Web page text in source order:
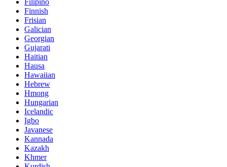
Finnish
Frisian
Galician
Georgian
Gujarati
Haitian
Hausa
Hawaiian
Hebrew
Hmong
Hungarian
Icelandic
Igbo
Javanese
Kannada
Kazakh
Khmer